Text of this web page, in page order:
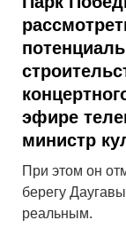
эфире
министр
При этом он
берегу
реальным.